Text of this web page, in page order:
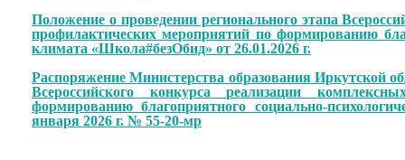
Положение о проведении регионального этапа
профилактических мероприятий по формированию
климата «Школа#безОбид» от 26.01.2026 г.
Распоряжение Министерства образования Иркутской
Всероссийского конкурса реализации
формированию благоприятного социально-
января 2026 г. № 55-20-мр